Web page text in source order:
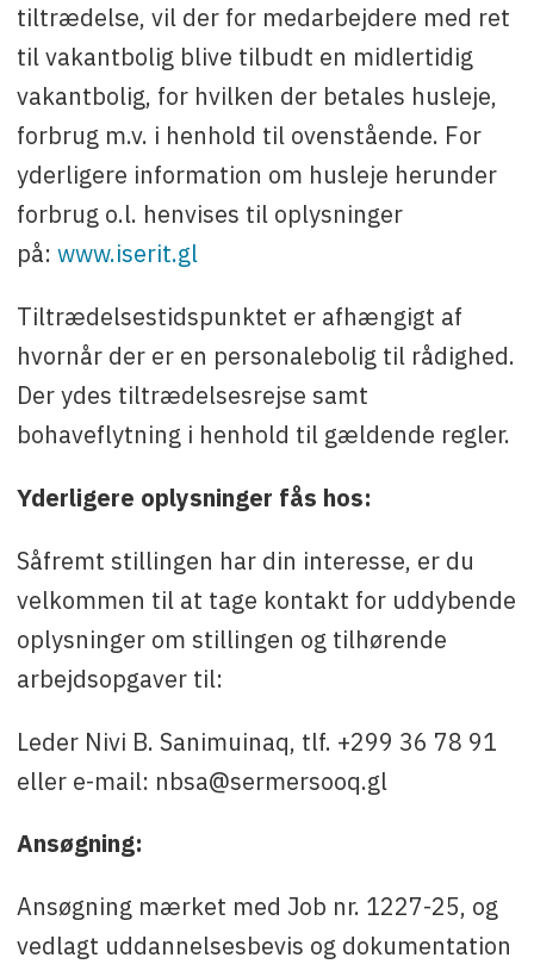
tiltrædelse, vil der for medarbejdere med ret
til vakantbolig blive tilbudt en midlertidig
vakantbolig, for hvilken der betales husleje,
forbrug m.v. i henhold til ovenstående. For
yderligere information om husleje herunder
forbrug o.l. henvises til oplysninger
på: www.iserit.gl
Tiltrædelsestidspunktet er afhængigt af
hvornår der er en personalebolig til rådighed.
Der ydes tiltrædelsesrejse samt
bohaveflytning i henhold til gældende regler.
Yderligere oplysninger fås hos:
Såfremt stillingen har din interesse, er du
velkommen til at tage kontakt for uddybende
oplysninger om stillingen og tilhørende
arbejdsopgaver til:
Leder Nivi B. Sanimuinaq, tlf. +299 36 78 91
eller e-mail: nbsa@sermersooq.gl
Ansøgning:
Ansøgning mærket med Job nr. 1227-25, og
vedlagt uddannelsesbevis og dokumentation